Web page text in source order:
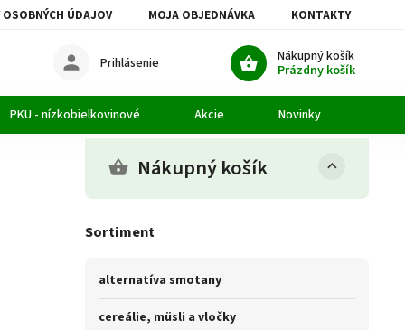
ÚDAJOV MOJA OBJEDNÁVKA KONTAKTY
Nákupný košík
Prázdny košík
Prihlásenie
PKU - nízkobielkovinové Akcie Novinky
Nákupný košík
Sortiment
alternatíva smotany
cereálie, müsli a vločky